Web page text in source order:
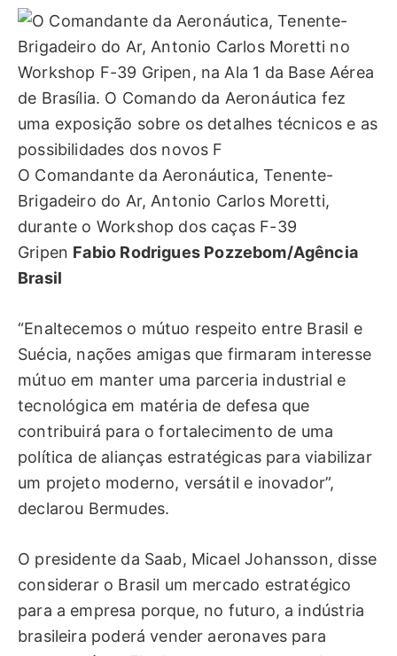
O Comandante da Aeronáutica, Tenente-
Brigadeiro do Ar, Antonio Carlos Moretti,
durante o Workshop dos caças F-39
Gripen Fabio Rodrigues Pozzebom/Agência
Brasil
“Enaltecemos o mútuo respeito entre Brasil e
Suécia, nações amigas que firmaram interesse
mútuo em manter uma parceria industrial e
tecnológica em matéria de defesa que
contribuirá para o fortalecimento de uma
política de alianças estratégicas para viabilizar
um projeto moderno, versátil e inovador”,
declarou Bermudes.
O presidente da Saab, Micael Johansson, disse
considerar o Brasil um mercado estratégico
para a empresa porque, no futuro, a indústria
brasileira poderá vender aeronaves para